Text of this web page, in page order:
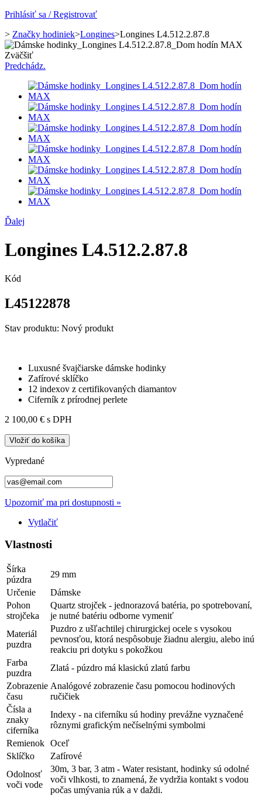
Prihlásiť sa / Registrovať
> Značky hodiniek>Longines>Longines L4.512.2.87.8
Zväčšiť
Predchádz.
Ďalej
Longines L4.512.2.87.8
Kód
L45122878
Stav produktu: Nový produkt
Luxusné švajčiarske dámske hodinky
Zafírové sklíčko
12 indexov z certifikovaných diamantov
Ciferník z prírodnej perlete
2 100,00 € s DPH
Vložiť do košíka
Vypredané
Upozorniť ma pri dostupnosti »
Vytlačiť
Vlastnosti
Šírka
púzdra
29 mm
Určenie
Dámske
Pohon
strojčeka
Quartz strojček - jednorazová batéria, po spotrebovaní,
je nutné batériu odborne vymeniť
Materiál
puzdra
Puzdro z ušľachtilej chirurgickej ocele s vysokou
pevnosťou, ktorá nespôsobuje žiadnu alergiu, alebo inú
reakciu pri dotyku s pokožkou
Farba
puzdra
Zlatá - púzdro má klasickú zlatú farbu
Zobrazenie
času
Analógové zobrazenie času pomocou hodinových
ručičiek
Čísla a
znaky
ciferníka
Indexy - na ciferníku sú hodiny prevážne vyznačené
rôznymi grafickým nečíselnými symbolmi
Remienok Oceľ
Sklíčko
Zafírové
Odolnosť
voči vode
30m, 3 bar, 3 atm - Water resistant, hodinky sú odolné
voči vlhkosti, to znamená, že vydržia kontakt s vodou
počas umývania rúk a v daždi.